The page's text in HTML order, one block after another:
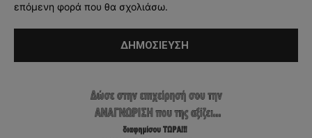
επόμενη φορά που θα σχολιάσω.